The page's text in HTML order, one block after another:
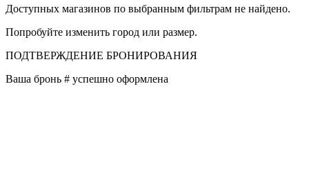
Доступных магазинов по выбранным фильтрам не найдено.
Попробуйте изменить город или размер.
ПОДТВЕРЖДЕНИЕ БРОНИРОВАНИЯ
Ваша бронь # успешно оформлена